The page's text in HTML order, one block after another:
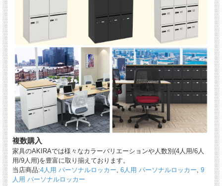
複数購入
家具のAKIRAでは様々なカラーバリエーションや人数別(4人用/6人
用/9人用)を豊富に取り揃えております。
当店商品:4人用 パーソナルロッカー 6人用 パーソナルロッカー 9
人用 パーソナルロッカー